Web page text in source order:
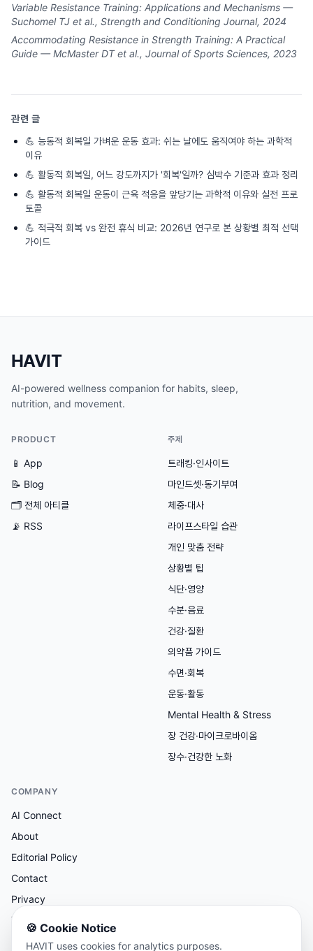
Variable Resistance Training: Applications and Mechanisms —
Suchomel TJ et al., Strength and Conditioning Journal, 2024
Accommodating Resistance in Strength Training: A Practical
Guide — McMaster DT et al., Journal of Sports Sciences, 2023
관련 글
💪 능동적 회복일 가벼운 운동 효과: 쉬는 날에도 움직여야 하는 과학적
이유
💪 활동적 회복일, 어느 강도까지가 '회복'일까? 심박수 기준과 효과 정리
💪 활동적 회복일 운동이 근육 적응을 앞당기는 과학적 이유와 실전 프로
토콜
💪 적극적 회복 vs 완전 휴식 비교: 2026년 연구로 본 상황별 최적 선택
가이드
HAVIT
AI-powered wellness companion for habits, sleep,
nutrition, and movement.
PRODUCT
📱 App
📝 Blog
🗂 전체 아티클
📡 RSS
주제
트래킹·인사이트
마인드셋·동기부여
체중·대사
라이프스타일 습관
개인 맞춤 전략
상황별 팁
식단·영양
수분·음료
건강·질환
의약품 가이드
수면·회복
운동·활동
Mental Health & Stress
장 건강·마이크로바이옴
장수·건강한 노화
COMPANY
AI Connect
About
Editorial Policy
Contact
Privacy
Terms
🍪 Cookie Notice
HAVIT uses cookies for analytics purposes.